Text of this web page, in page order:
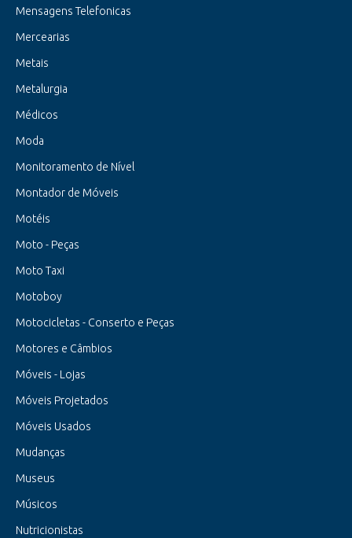
Mensagens Telefonicas
Mercearias
Metais
Metalurgia
Médicos
Moda
Monitoramento de Nível
Montador de Móveis
Motéis
Moto - Peças
Moto Taxi
Motoboy
Motocicletas - Conserto e Peças
Motores e Câmbios
Móveis - Lojas
Móveis Projetados
Móveis Usados
Mudanças
Museus
Músicos
Nutricionistas